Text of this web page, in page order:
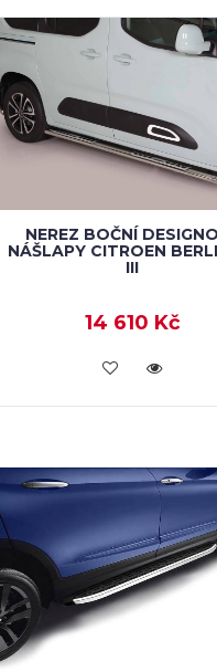
NEREZ BOČNÍ
NÁŠLAPY CITROEN
III
14 610 Kč
KOUPIT